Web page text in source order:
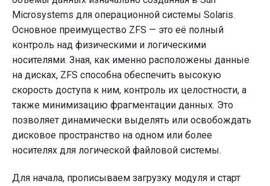
Microsystems для операционной системы Solaris.
Основное преимущество ZFS — это её полный
контроль над физическими и логическими
носителями. Зная, как именно расположены данные
на дисках, ZFS способна обеспечить высокую
скорость доступа к ним, контроль их целостности, а
также минимизацию фрагментации данных. Это
позволяет динамически выделять или освобождать
дисковое пространство на одном или более
носителях для логической файловой системы.
Для начала, прописываем загрузку модуля и старт